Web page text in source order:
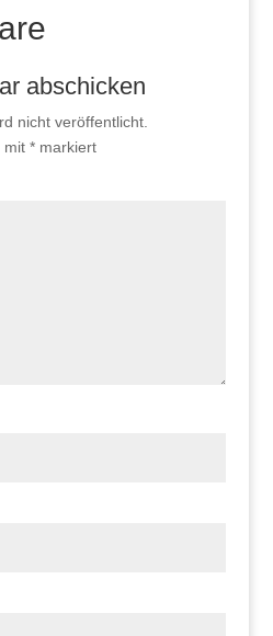
abschicken
nicht veröffentlicht.
mit *markiert